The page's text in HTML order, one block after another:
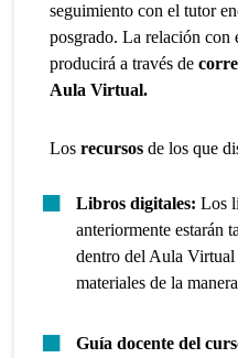
seguimiento con el tutor
posgrado. La relación con
producirá a través de
Aula Virtual.
Losrecursos de los que
Libros digitales:Los
anteriormente estarán
dentro del Aula Virtual
materiales de la
Guía docente del